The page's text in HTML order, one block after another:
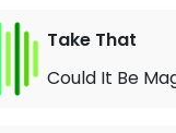
Take That
Could It Be